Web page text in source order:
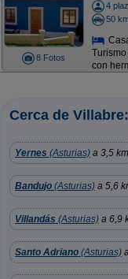
8 Fotos
4
50
con
Cerca de Villabre:
Yernes (Asturias) a 3,5 km
Bandujo (Asturias) a 5,6
Villandás (Asturias) a 6,9
Santo Adriano (Asturias)